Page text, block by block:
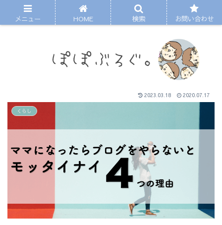
2023.03.18 2020.07.17
くらし
メニュー HOME 検索 お問い合わせ